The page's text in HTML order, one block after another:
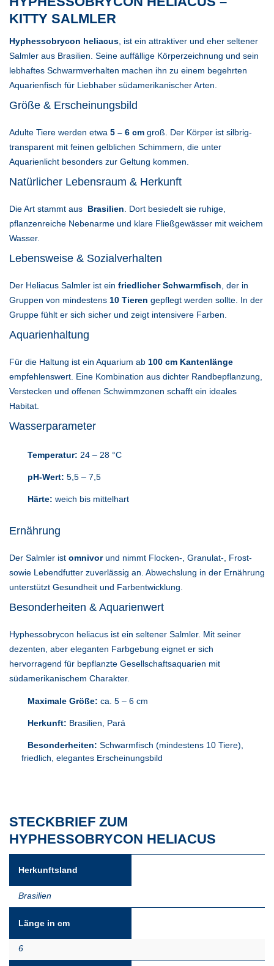
KITTY SALMLER
Hyphessobrycon heliacus, ist ein attraktiver und eher seltener
Salmler aus Brasilien. Seine auffällige Körperzeichnung und sein
lebhaftes Schwarmverhalten machen ihn zu einem begehrten
Aquarienfisch für Liebhaber südamerikanischer Arten.
Größe & Erscheinungsbild
Adulte Tiere werden etwa 5 – 6 cm groß. Der Körper ist silbrig-
transparent mit feinen gelblichen Schimmern, die unter
Aquarienlicht besonders zur Geltung kommen.
Natürlicher Lebensraum & Herkunft
Die Art stammt aus Brasilien. Dort besiedelt sie ruhige,
pflanzenreiche Nebenarme und klare Fließgewässer mit weichem
Wasser.
Lebensweise & Sozialverhalten
Der Heliacus Salmler ist ein friedlicher Schwarmfisch, der in
Gruppen von mindestens 10 Tieren gepflegt werden sollte. In der
Gruppe fühlt er sich sicher und zeigt intensivere Farben.
Aquarienhaltung
Für die Haltung ist ein Aquarium ab 100 cm Kantenlänge
empfehlenswert. Eine Kombination aus dichter Randbepflanzung,
Verstecken und offenen Schwimmzonen schafft ein ideales
Habitat.
Wasserparameter
Temperatur: 24 – 28 °C
pH-Wert: 5,5 – 7,5
Härte: weich bis mittelhart
Ernährung
Der Salmler ist omnivorund nimmt Flocken-, Granulat-, Frost-
sowie Lebendfutter zuverlässig an. Abwechslung in der Ernährung
unterstützt Gesundheit und Farbentwicklung.
Besonderheiten & Aquarienwert
Hyphessobrycon heliacus ist ein seltener Salmler. Mit seiner
dezenten, aber eleganten Farbgebung eignet er sich
hervorragend für bepflanzte Gesellschaftsaquarien mit
südamerikanischem Charakter.
Maximale Größe: ca. 5 – 6 cm
Herkunft: Brasilien, Pará
Besonderheiten: Schwarmfisch (mindestens 10 Tiere),
friedlich, elegantes Erscheinungsbild
STECKBRIEF ZUM
HYPHESSOBRYCON HELIACUS
Herkunftsland
Brasilien
Länge in cm
6